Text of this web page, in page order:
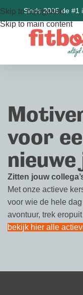
Skip to navigation
Skip to main content
Sinds 2005 de #1
voor
Zitten jouw
Met onze actieve
voor wie de hele
avontuur, trek
bekijk hier alle